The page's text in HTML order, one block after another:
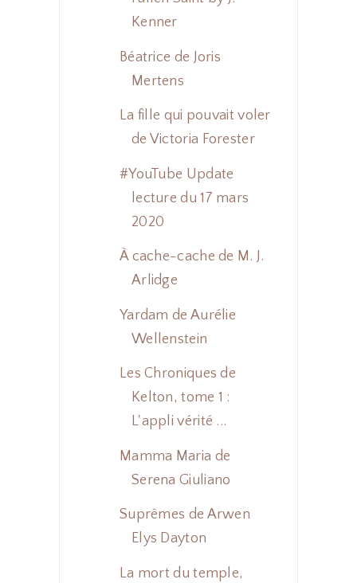
Kenner
Béatrice de Joris
Mertens
La fille qui pouvait voler
de Victoria Forester
#YouTube Update
lecture du 17 mars
2020
À cache-cache de M. J.
Arlidge
Yardam de Aurélie
Wellenstein
Les Chroniques de
Kelton, tome 1 :
L'appli vérité ...
Mamma Maria de
Serena Giuliano
Suprêmes de Arwen
Elys Dayton
La mort du temple,